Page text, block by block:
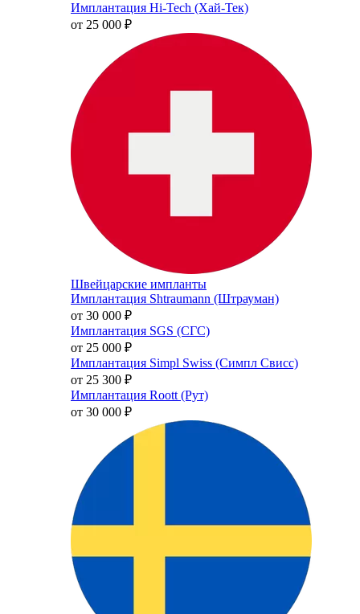
Имплантация Hi-Tech (Хай-Тек)
от 25 000 ₽
Швейцарские импланты
Имплантация Shtraumann (Штрауман)
от 30 000 ₽
Имплантация SGS (СГС)
от 25 000 ₽
Имплантация Simpl Swiss (Симпл Свисс)
от 25 300 ₽
Имплантация Roott (Рут)
от 30 000 ₽